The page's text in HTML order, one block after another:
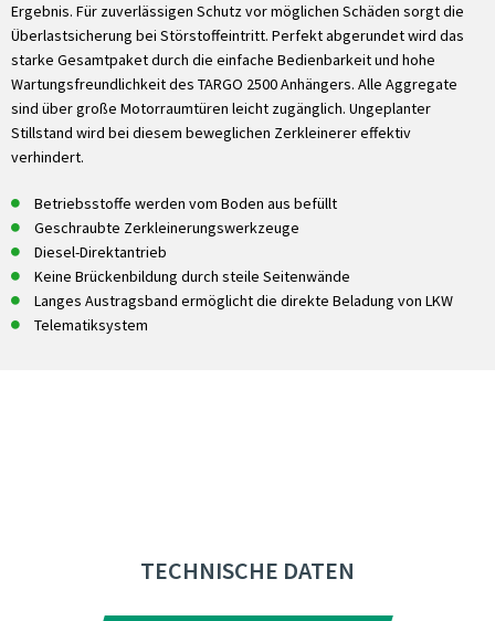
Ergebnis. Für zuverlässigen Schutz vor möglichen Schäden sorgt die
Überlastsicherung bei Störstoffeintritt. Perfekt abgerundet wird das
starke Gesamtpaket durch die einfache Bedienbarkeit und hohe
Wartungsfreundlichkeit des TARGO 2500 Anhängers. Alle Aggregate
sind über große Motorraumtüren leicht zugänglich. Ungeplanter
Stillstand wird bei diesem beweglichen Zerkleinerer effektiv
verhindert.
Betriebsstoffe werden vom Boden aus befüllt
Geschraubte Zerkleinerungswerkzeuge
Diesel-Direktantrieb
Keine Brückenbildung durch steile Seitenwände
Langes Austragsband ermöglicht die direkte Beladung von LKW
Telematiksystem
TECHNISCHE DATEN